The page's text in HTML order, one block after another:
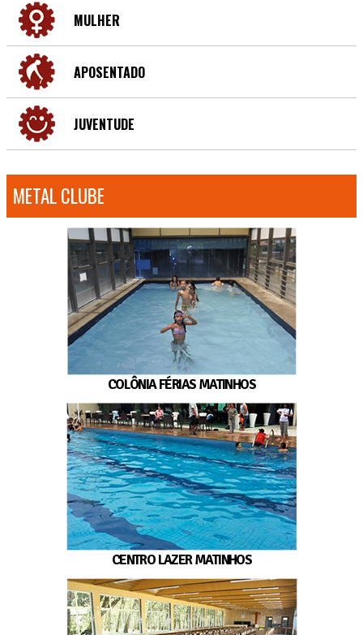
MULHER
APOSENTADO
JUVENTUDE
METAL CLUBE
COLÔNIA FÉRIAS MATINHOS
CENTRO LAZER MATINHOS